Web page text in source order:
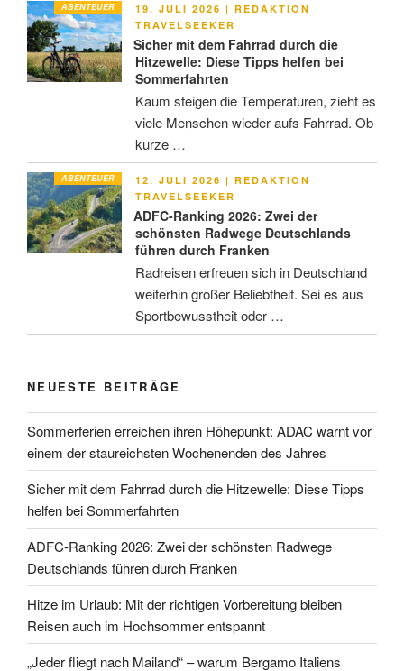
ABENTEUER
VERÖFFENTLICHT
AM
19. JULI 2026 | REDAKTION
TRAVELSEEKER
Sicher mit dem Fahrrad durch die
Hitzewelle: Diese Tipps helfen bei
Sommerfahrten
Kaum steigen die Temperaturen, zieht es
viele Menschen wieder aufs Fahrrad. Ob
kurze …
ABENTEUER
VERÖFFENTLICHT
AM
12. JULI 2026 | REDAKTION
TRAVELSEEKER
ADFC-Ranking 2026: Zwei der
schönsten Radwege Deutschlands
führen durch Franken
Radreisen erfreuen sich in Deutschland
weiterhin großer Beliebtheit. Sei es aus
Sportbewusstheit oder …
NEUESTE BEITRÄGE
Sommerferien erreichen ihren Höhepunkt: ADAC warnt vor
einem der staureichsten Wochenenden des Jahres
Sicher mit dem Fahrrad durch die Hitzewelle: Diese Tipps
helfen bei Sommerfahrten
ADFC-Ranking 2026: Zwei der schönsten Radwege
Deutschlands führen durch Franken
Hitze im Urlaub: Mit der richtigen Vorbereitung bleiben
Reisen auch im Hochsommer entspannt
„Jeder fliegt nach Mailand“ – warum Bergamo Italiens